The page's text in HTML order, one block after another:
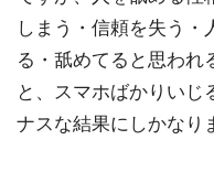
しまう・信頼を失う・
る・舐めてると思われ
と、スマホばかりいじ
ナスな結果にしかなり